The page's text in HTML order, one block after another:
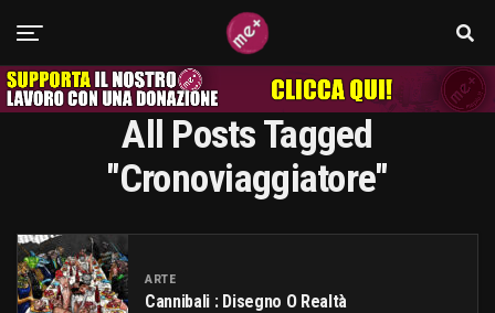
All Posts Tagged
"cronoviaggiatore"
ARTE
Cannibali : Disegno O Realtà